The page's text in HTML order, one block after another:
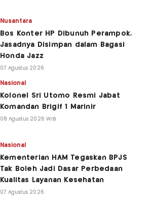
Nusantara
Bos Konter HP Dibunuh Perampok,
Jasadnya Disimpan dalam Bagasi
Honda Jazz
07 Agustus 2026
Nasional
Kolonel Sri Utomo Resmi Jabat
Komandan Brigif 1 Marinir
08 Agustus 2026 WIB
Nasional
Kementerian HAM Tegaskan BPJS
Tak Boleh Jadi Dasar Perbedaan
Kualitas Layanan Kesehatan
07 Agustus 2026